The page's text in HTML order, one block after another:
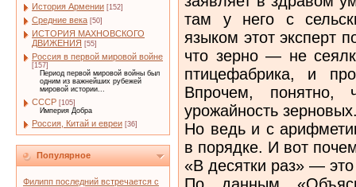
История Армении [152]
Средние века [50]
ИСТОРИЯ МАХНОВСКОГО
ДВИЖЕНИЯ [55]
Россия в первой мировой войне
[157]
Период первой мировой войны был
одним из важнейших рубежей
мировой истории...
СССР [105]
Империя Добра
Россия, Китай и евреи [36]
Популярное
Филипп последний встречается с
там у него с
языком этот эксперт
что зерно — не
птицефабрика, и
Впрочем, понятно,
урожайность
Но ведь и с
в порядке. И вот
«В десятки раз» —